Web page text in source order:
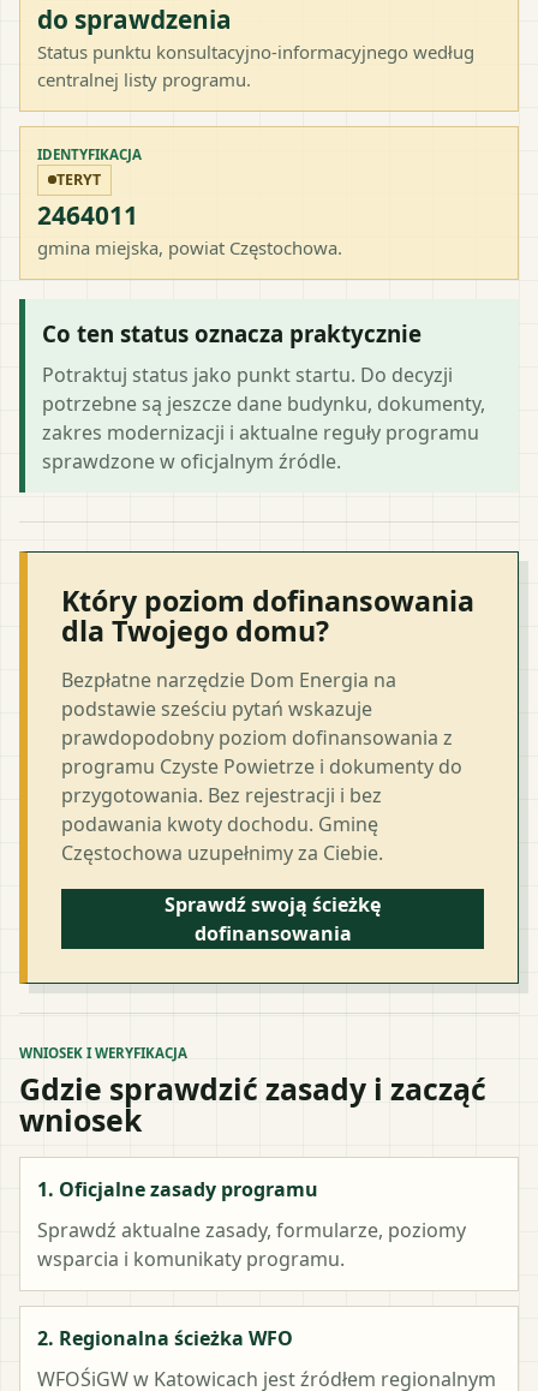
do sprawdzenia
Status punktu konsultacyjno-informacyjnego według
centralnej listy programu.
IDENTYFIKACJA
TERYT
2464011
gmina miejska, powiat Częstochowa.
Co ten status oznacza praktycznie
Potraktuj status jako punkt startu. Do decyzji
potrzebne są jeszcze dane budynku, dokumenty,
zakres modernizacji i aktualne reguły programu
sprawdzone w oficjalnym źródle.
Który poziom dofinansowania
dla Twojego domu?
Bezpłatne narzędzie Dom Energia na
podstawie sześciu pytań wskazuje
prawdopodobny poziom dofinansowania z
programu Czyste Powietrze i dokumenty do
przygotowania. Bez rejestracji i bez
podawania kwoty dochodu. Gminę
Częstochowa uzupełnimy za Ciebie.
Sprawdź swoją ścieżkę
dofinansowania
WNIOSEK I WERYFIKACJA
Gdzie sprawdzić zasady i zacząć
wniosek
1. Oficjalne zasady programu
Sprawdź aktualne zasady, formularze, poziomy
wsparcia i komunikaty programu.
2. Regionalna ścieżka WFO
WFOŚiGW w Katowicach jest źródłem regionalnym